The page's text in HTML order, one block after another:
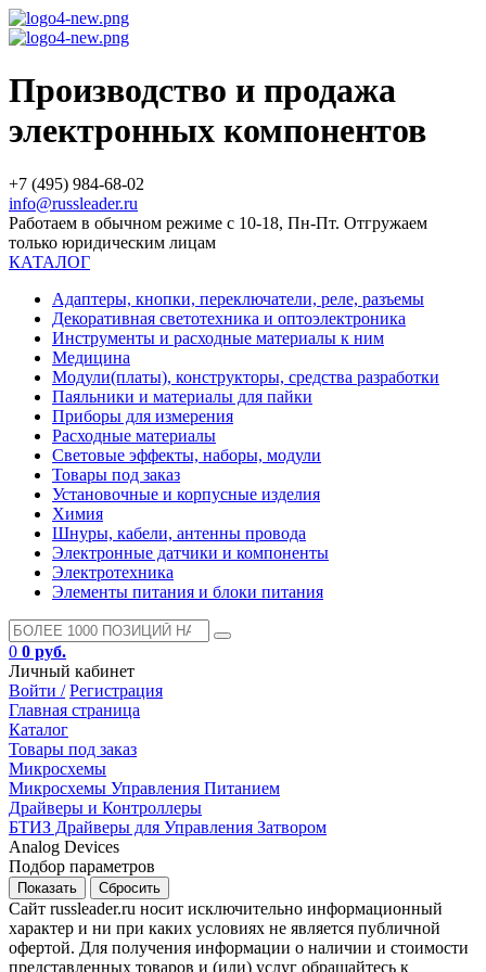
Производство и продажа
электронных компонентов
+7 (495) 984-68-02
info@russleader.ru
Работаем в обычном режиме с 10-18, Пн-Пт. Отгружаем
только юридическим лицам
КАТАЛОГ
Адаптеры, кнопки, переключатели, реле, разъемы
Декоративная светотехника и оптоэлектроника
Инструменты и расходные материалы к ним
Медицина
Модули(платы), конструкторы, средства разработки
Паяльники и материалы для пайки
Приборы для измерения
Расходные материалы
Световые эффекты, наборы, модули
Товары под заказ
Установочные и корпусные изделия
Химия
Шнуры, кабели, антенны провода
Электронные датчики и компоненты
Электротехника
Элементы питания и блоки питания
0 0 руб.
Личный кабинет
Войти / Регистрация
Главная страница
Каталог
Товары под заказ
Микросхемы
Микросхемы Управления Питанием
Драйверы и Контроллеры
БТИЗ Драйверы для Управления Затвором
Analog Devices
Подбор параметров
Сайт russleader.ru носит исключительно информационный
характер и ни при каких условиях не является публичной
офертой. Для получения информации о наличии и стоимости
представленных товаров и (или) услуг обращайтесь к